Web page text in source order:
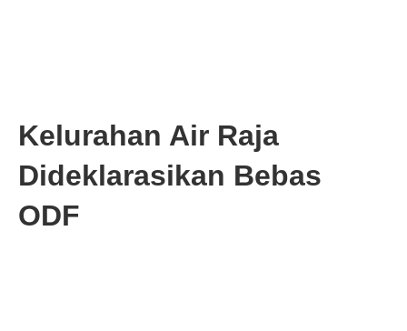
Kelurahan Air Raja
Dideklarasikan Bebas
ODF